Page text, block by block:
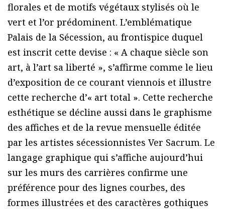
florales et de motifs végétaux stylisés où le
vert et l’or prédominent. L’emblématique
Palais de la Sécession, au frontispice duquel
est inscrit cette devise : « A chaque siècle son
art, à l’art sa liberté », s’affirme comme le lieu
d’exposition de ce courant viennois et illustre
cette recherche d’« art total ». Cette recherche
esthétique se décline aussi dans le graphisme
des affiches et de la revue mensuelle éditée
par les artistes sécessionnistes Ver Sacrum. Le
langage graphique qui s’affiche aujourd’hui
sur les murs des carrières confirme une
préférence pour des lignes courbes, des
formes illustrées et des caractères gothiques